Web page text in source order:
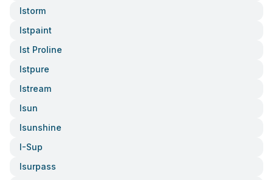
Istorm
Istpaint
Ist Proline
Istpure
Istream
Isun
Isunshine
I-Sup
Isurpass